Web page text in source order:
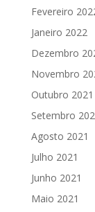
Fevereiro
Janeiro 2022
Dezembro
Novembro
Outubro 2021
Setembro
Agosto 2021
Julho 2021
Junho 2021
Maio 2021